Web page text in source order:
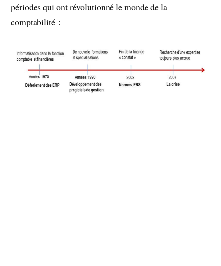
périodes qui ont révolutionné le monde de la
comptabilité :